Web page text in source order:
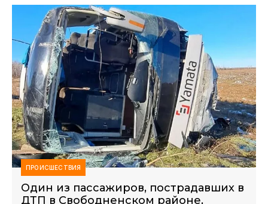
ПРОИСШЕСТВИЯ
Один из пассажиров, пострадавших в
ДТП в Свободненском районе,